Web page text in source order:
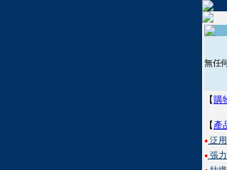
無任
【購
【 產
● 泛
● 張